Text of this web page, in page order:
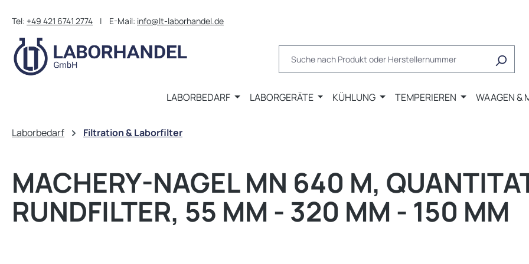
Tel: +49 421 6741 2774 | E-Mail: info@lt-laborhandel.de
LABORBEDARF LABORGERÄTE KÜHLUNG TEMPERIEREN WAAGEN &
Laborbedarf Filtration & Laborfilter
MACHERY-NAGEL MN 640 M,
RUNDFILTER, 55 MM - 320 MM - 150 MM